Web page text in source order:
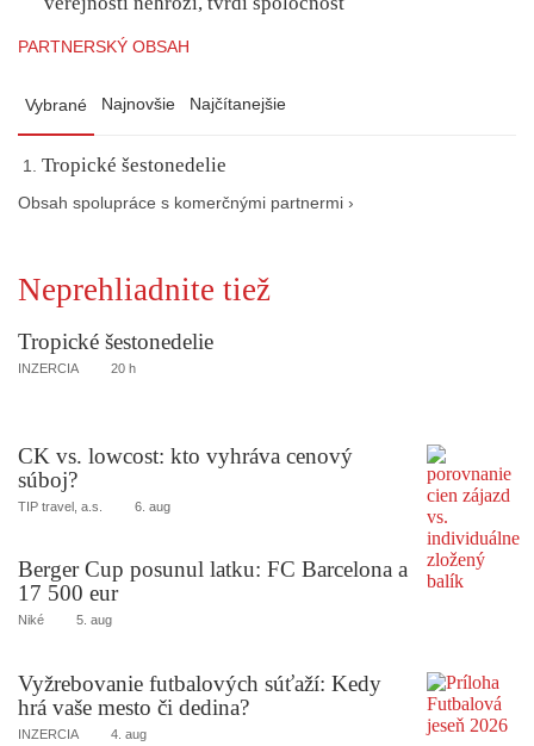
PARTNERSKÝ OBSAH
Vybrané Najnovšie Najčítanejšie
Tropické šestonedelie
Obsah spolupráce s komerčnými partnermi ›
Neprehliadnite tiež
Tropické šestonedelie
INZERCIA 20 h
CK vs. lowcost: kto vyhráva cenový
súboj?
TIP travel, a.s. 6. aug
Berger Cup posunul latku: FC Barcelona a
17 500 eur
Niké 5. aug
Vyžrebovanie futbalových súťaží: Kedy
hrá vaše mesto či dedina?
INZERCIA 4. aug